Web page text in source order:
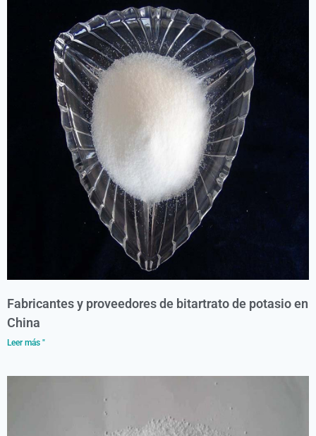
Fabricantes y proveedores de bitartrato de potasio en
China
Leer más "